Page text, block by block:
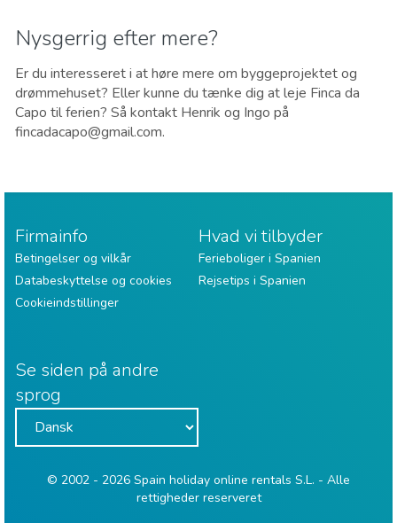
Nysgerrig efter mere?
Er du interesseret i at høre mere om byggeprojektet og
drømmehuset? Eller kunne du tænke dig at leje Finca da
Capo til ferien? Så kontakt Henrik og Ingo på
fincadacapo@gmail.com.
Firmainfo
Betingelser og vilkår
Databeskyttelse og cookies
Cookieindstillinger
Hvad vi tilbyder
Ferieboliger i Spanien
Rejsetips i Spanien
Se siden på andre
sprog
© 2002 - 2026 Spain holiday online rentals S.L. - Alle
rettigheder reserveret